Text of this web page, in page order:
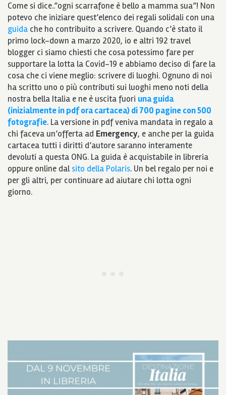
Come si dice..”ogni scarrafone è bello a mamma sua”! Non
potevo che iniziare quest’elenco dei regali solidali con una
guida che ho contribuito a scrivere. Quando c’è stato il
primo lock-down a marzo 2020, io e altri 192 travel
blogger ci siamo chiesti che cosa potessimo fare per
supportare la lotta la Covid-19 e abbiamo deciso di fare la
cosa che ci viene meglio: scrivere di luoghi. Ognuno di noi
ha scritto uno o più contributi sui luoghi meno noti della
nostra bella Italia e ne è uscita fuori una guida
(inizialmente in pdf ora cartacea) di 700 pagine con 500
fotografie. La versione in pdf veniva mandata in regalo a
chi faceva un’offerta ad Emergency, e anche per la guida
cartacea tutti i diritti d’autore saranno interamente
devoluti a questa ONG. La guida è acquistabile in libreria
oppure online dalsito della Polaris. Un bel regalo per noi e
per gli altri, per continuare ad aiutare chi lotta ogni
giorno.